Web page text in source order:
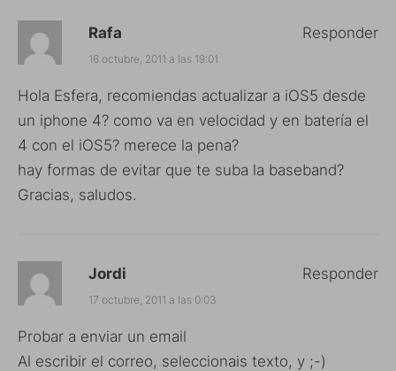
Rafa
16 octubre, 2011 a las 19:01
Hola Esfera, recomiendas actualizar a iOS5 desde
un iphone 4? como va en velocidad y en batería el
4 con el iOS5? merece la pena?
hay formas de evitar que te suba la baseband?
Gracias, saludos.
Responder
Jordi
17 octubre, 2011 a las 0:03
Probar a enviar un email
Al escribir el correo, seleccionais texto, y ;-)
Responder